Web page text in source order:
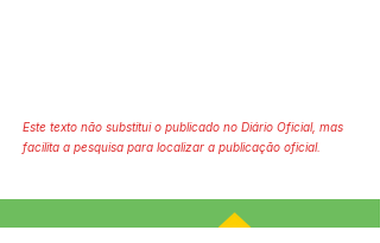
Este texto não substitui o publicado no Diário Oficial, mas
facilita a pesquisa para localizar a publicação oficial.